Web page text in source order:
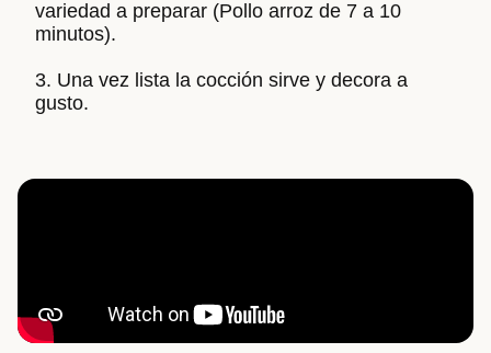
variedad a preparar (Pollo arroz de 7 a 10
minutos).
Una vez lista la cocción sirve y decora a
gusto.